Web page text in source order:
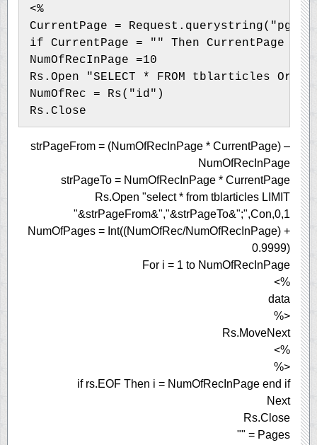
<%
CurrentPage = Request.querystring("pg")
if CurrentPage = "" Then CurrentPage =
NumOfRecInPage =10
Rs.Open "SELECT * FROM tblarticles
NumOfRec = Rs("id")
Rs.Close
strPageFrom = (NumOfRecInPage * CurrentPage) –
NumOfRecInPage
strPageTo = NumOfRecInPage * CurrentPage
Rs.Open "select * from tblarticles LIMIT
"&strPageFrom&","&strPageTo&";",Con,0,1
NumOfPages = Int((NumOfRec/NumOfRecInPage) +
0.9999)
For i = 1 to NumOfRecInPage
%>
data
<%
Rs.MoveNext
%>
<%
if rs.EOF Then i = NumOfRecInPage end if
Next
Rs.Close
Pages = ""